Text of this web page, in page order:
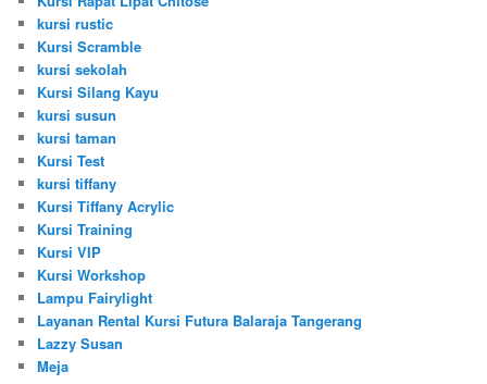
kursi rustic
Kursi Scramble
kursi sekolah
Kursi Silang Kayu
kursi susun
kursi taman
Kursi Test
kursi tiffany
Kursi Tiffany Acrylic
Kursi Training
Kursi VIP
Kursi Workshop
Lampu Fairylight
Layanan Rental Kursi Futura Balaraja Tangerang
Lazzy Susan
Meja